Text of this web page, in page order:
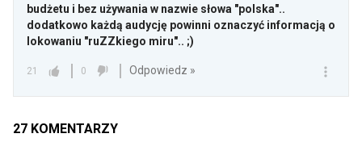
budżetu i bez używania w nazwie słowa "polska"..
dodatkowo każdą audycję powinni oznaczyć informacją o
lokowaniu "ruZZkiego miru".. ;)
21 0 Odpowiedz »
27 KOMENTARZY